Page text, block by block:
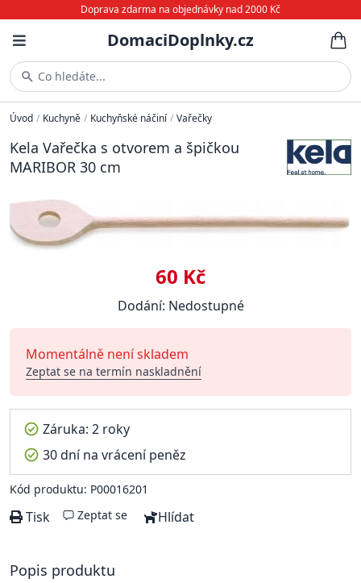
Doprava zdarma na objednávky nad 2000 Kč
DomaciDoplnky.cz
Co hledáte...
Úvod / Kuchyně / Kuchyňské náčiní / Vařečky
Kela Vařečka s otvorem a špičkou
MARIBOR 30 cm
60 Kč
Dodání: Nedostupné
Momentálně není skladem
Zeptat se na termín naskladnění
Záruka: 2 roky
30 dní na vrácení peněz
Kód produktu: P00016201
Tisk Zeptat se Hlídat
Popis produktu